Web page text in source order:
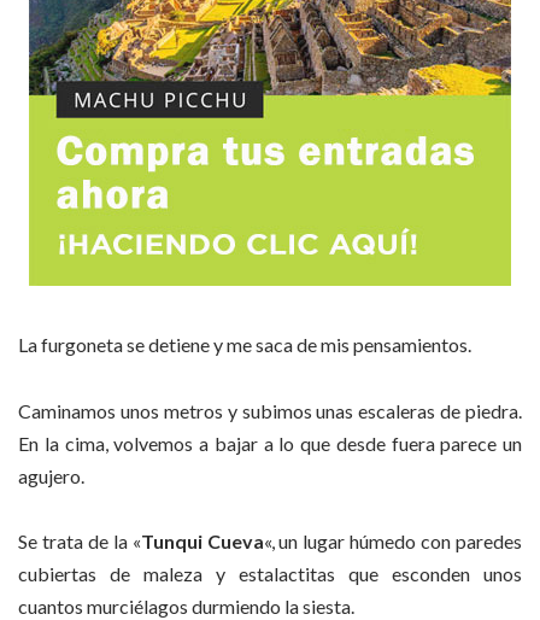
La furgoneta se detiene y me saca de mis pensamientos.
Caminamos unos metros y subimos unas escaleras de piedra.
En la cima, volvemos a bajar a lo que desde fuera parece un
agujero.
Se trata de la «Tunqui Cueva«, un lugar húmedo con paredes
cubiertas de maleza y estalactitas que esconden unos
cuantos murciélagos durmiendo la siesta.